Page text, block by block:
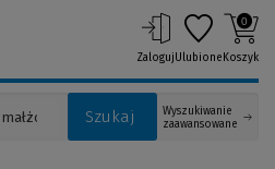
Szukaj
Wyszukiwanie
zaawansowane
ZalogujUlubione
0
Koszyk